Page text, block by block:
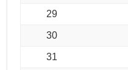
29
30
31